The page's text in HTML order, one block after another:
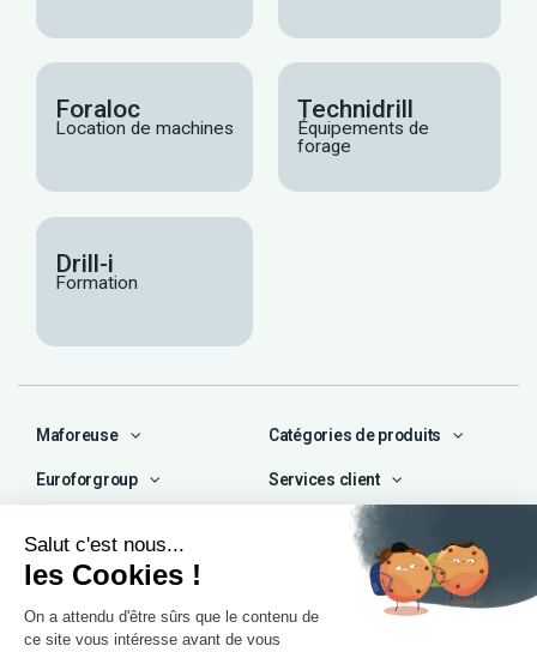
Foraloc
Location de machines
Technidrill
Équipements de
forage
Drill-i
Formation
Maforeuse Catégories de produits
Euroforgroup Services client
contact@maforeuse.com
Siège social et atelier
Chassieu (69)